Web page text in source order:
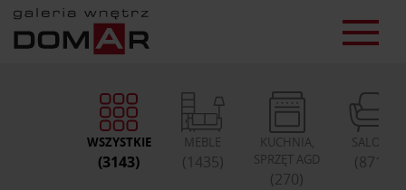
WSZYSTKIE
(3143)
MEBLE
(1435)
KUCHNIA,
SPRZĘT AGD
(270)
SALON
(871)